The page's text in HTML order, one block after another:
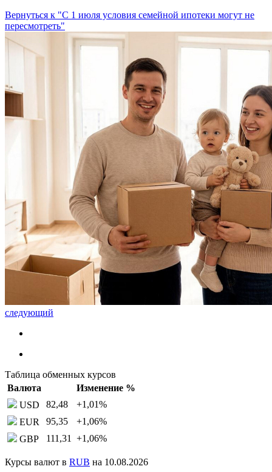
Вернуться к "С 1 июля условия семейной ипотеки могут не
пересмотреть"
следующий
Таблица обменных курсов
Валюта
Изменение %
USD
82,48 +1,01%
EUR
95,35 +1,06%
GBP
111,31 +1,06%
Курсы валют в RUB на 10.08.2026